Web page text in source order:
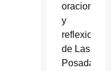
oraciones
y
reflexiones
de Las
Posadas